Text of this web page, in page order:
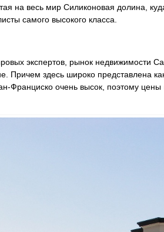
на весь мир Силиконовая долина,
самого высокого класса.
экспертов, рынок недвижимости
Причем здесь широко представлена
Франциско очень высок, поэтому